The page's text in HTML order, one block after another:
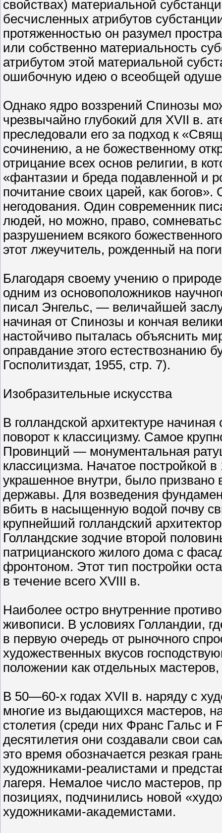
свойствах) материальной
бесчисленных атрибутов
протяженностью он разумел
или собственно материальность
атрибутом этой материальной
ошибочную идею о всеобщей
Однако ядро воззрений Спинозы
чрезвычайно глубокий для XVII в.
преследовали его за подход к
сочинению, а не божественному
отрицание всех основ религии, в
«фантазии и бреда подавленной и
почитание своих царей, как
негодования. Один современник
людей, но можно, право,
разрушением всякого
этот лжеучитель, рожденный на
Благодаря своему учению о
одним из основоположников
писал Энгельс, — величайшей
начиная от Спинозы и кончая
настойчиво пыталась объяснить
оправдание этого естествознанию
Госполитиздат, 1955, стр. 7).
Изобразительные искусства
В голландской архитектуре
поворот к классицизму. Самое
Провинций — монументальная
классицизма. Начатое постройкой в
украшенное внутри, было призвано
державы. Для возведения
вбить в насыщенную водой почву
крупнейший голландский
Голландские зодчие второй
патрицианского жилого дома с
фронтоном. Этот тип постройки
в течение всего XVIII в.
Наиболее остро внутренние
живописи. В условиях Голландии,
в первую очередь от рыночного
художественных вкусов
положении как отдельных
В 50—60-х годах XVII в. наряду с
многие из выдающихся мастеров,
столетия (среди них Франс Гальс
десятилетия они создавали свои
это время обозначается резкая
художниками-реалистами и
лагеря. Немалое число мастеров,
позициях, подчинились новой
художниками-академистами.